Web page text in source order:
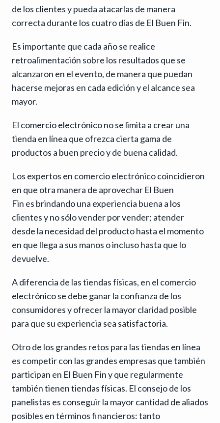
de los clientes y pueda atacarlas de manera
correcta durante los cuatro días de El Buen Fin.
Es importante que cada año se realice
retroalimentación sobre los resultados que se
alcanzaron en el evento, de manera que puedan
hacerse mejoras en cada edición y el alcance sea
mayor.
El comercio electrónico no se limita a crear una
tienda en línea que ofrezca cierta gama de
productos a buen precio y de buena calidad.
Los expertos en comercio electrónico coincidieron
en que otra manera de aprovechar El Buen
Fin es brindando una experiencia buena a los
clientes y no sólo vender por vender; atender
desde la necesidad del producto hasta el momento
en que llega a sus manos o incluso hasta que lo
devuelve.
A diferencia de las tiendas físicas, en el comercio
electrónico se debe ganar la confianza de los
consumidores y ofrecer la mayor claridad posible
para que su experiencia sea satisfactoria.
Otro de los grandes retos para las tiendas en línea
es competir con las grandes empresas que también
participan en El Buen Fin y que regularmente
también tienen tiendas físicas. El consejo de los
panelistas es conseguir la mayor cantidad de aliados
posibles en términos financieros: tanto